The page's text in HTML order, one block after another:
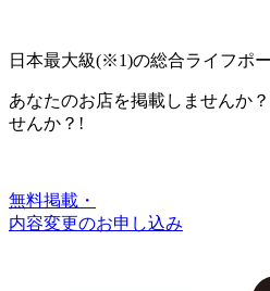
日本最大級(※1)の総合ライフポ
あなたのお店を掲載しませんか？
せんか？!
無料掲載・
内容変更のお申し込み